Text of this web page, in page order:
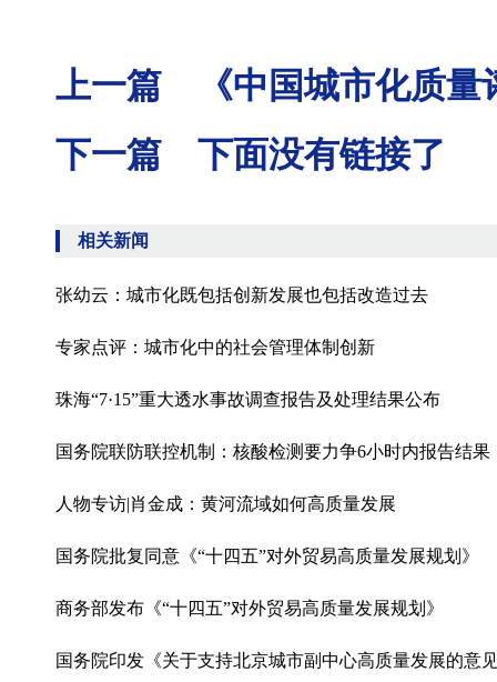
上一篇 《中国城市化质量
下一篇 下面没有链接了
相关新闻
张幼云：城市化既包括创新发展也包括改造过去
专家点评：城市化中的社会管理体制创新
珠海“7·15”重大透水事故调查报告及处理结果公布
国务院联防联控机制：核酸检测要力争6小时内报告结果
人物专访|肖金成：黄河流域如何高质量发展
国务院批复同意《“十四五”对外贸易高质量发展规划》
商务部发布《“十四五”对外贸易高质量发展规划》
国务院印发《关于支持北京城市副中心高质量发展的意